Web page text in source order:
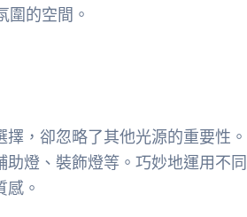
圍的空間。
，卻忽略了其他光源的重要性。
燈、裝飾燈等。巧妙地運用不同
。